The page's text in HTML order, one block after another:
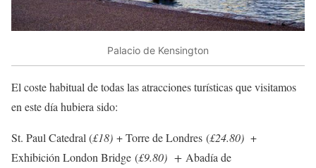
Palacio de Kensington
El coste habitual de todas las atracciones turísticas que visitamos
en este día hubiera sido:
St. Paul Catedral (£18) + Torre de Londres (£24.80) +
Exhibición London Bridge (£9.80) + Abadía de